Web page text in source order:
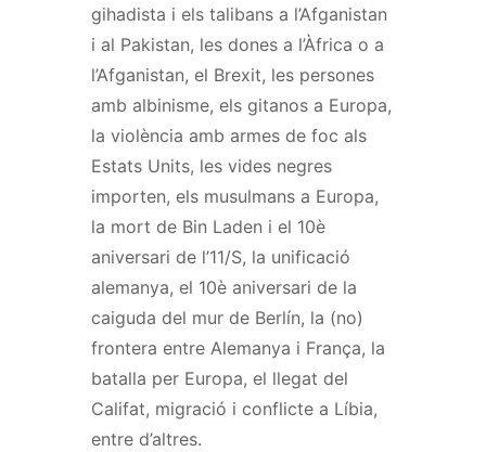
gihadista i els talibans a l’Afganistan
i al Pakistan, les dones a l’Àfrica o a
l’Afganistan, el Brexit, les persones
amb albinisme, els gitanos a Europa,
la violència amb armes de foc als
Estats Units, les vides negres
importen, els musulmans a Europa,
la mort de Bin Laden i el 10è
aniversari de l’11/S, la unificació
alemanya, el 10è aniversari de la
caiguda del mur de Berlín, la (no)
frontera entre Alemanya i França, la
batalla per Europa, el llegat del
Califat, migració i conflicte a Líbia,
entre d’altres.